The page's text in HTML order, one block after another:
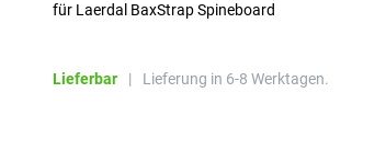
für Laerdal BaxStrap Spineboard
Lieferbar | Lieferung in 6-8 Werktagen.